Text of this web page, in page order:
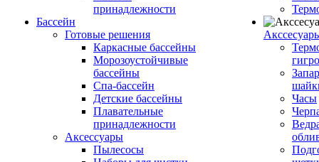
принадлежности
Бассейн
Готовые решения
Каркасные бассейны
Морозоустойчивые
бассейны
Спа-бассейн
Детские бассейны
Плавательные
принадлежности
Аксессуары
Пылесосы
Часы